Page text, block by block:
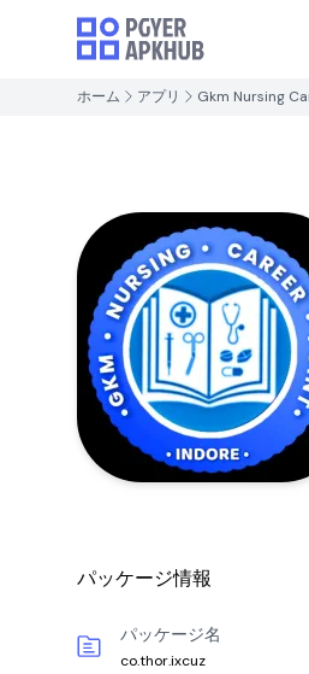
ホーム アプリ Gkm Nursing
パッケージ情報
パッケージ名
co.thor.ixcuz